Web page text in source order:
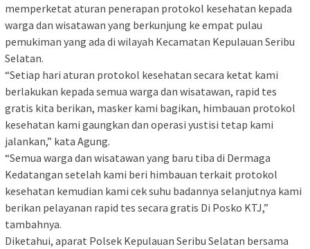
memperketat aturan penerapan protokol kesehatan kepada
warga dan wisatawan yang berkunjung ke empat pulau
pemukiman yang ada di wilayah Kecamatan Kepulauan Seribu
Selatan.
“Setiap hari aturan protokol kesehatan secara ketat kami
berlakukan kepada semua warga dan wisatawan, rapid tes
gratis kita berikan, masker kami bagikan, himbauan protokol
kesehatan kami gaungkan dan operasi yustisi tetap kami
jalankan,” kata Agung.
“Semua warga dan wisatawan yang baru tiba di Dermaga
Kedatangan setelah kami beri himbauan terkait protokol
kesehatan kemudian kami cek suhu badannya selanjutnya kami
berikan pelayanan rapid tes secara gratis Di Posko KTJ,”
tambahnya.
Diketahui, aparat Polsek Kepulauan Seribu Selatan bersama